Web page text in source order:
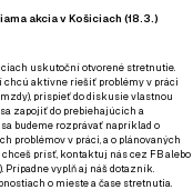
akcia v Košiciach (18.3.)
uskutoční otvorené stretnutie.
chcú aktívne riešiť problémy v práci
prispieť do diskusie vlastnou
zapojiť do prebiehajúcich a
budeme rozprávať napríklad o
problémov v práci, a o plánovaných
prísť, kontaktuj nás cez FBalebo
Prípadnevyplň aj náš dotazník.
o mieste a čase stretnutia.